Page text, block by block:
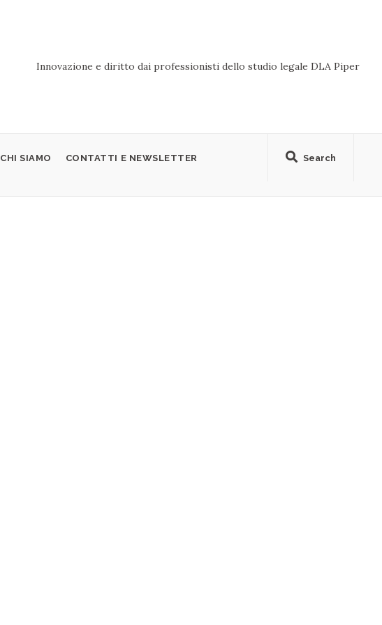
Innovazione e diritto dai professionisti dello studio legale DLA Piper
Search
CHI SIAMO CONTATTI E NEWSLETTER